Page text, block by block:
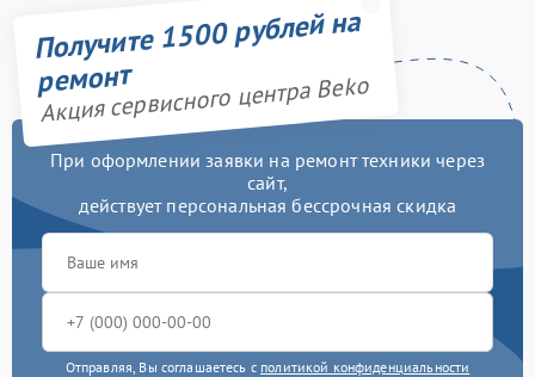
Получите 1500 рублей на
ремонт
Акция сервисного центра Beko
При оформлении заявки на ремонт техники через
сайт,
действует персональная бессрочная скидка
Отправляя, Вы соглашаетесь с политикой конфиденциальности